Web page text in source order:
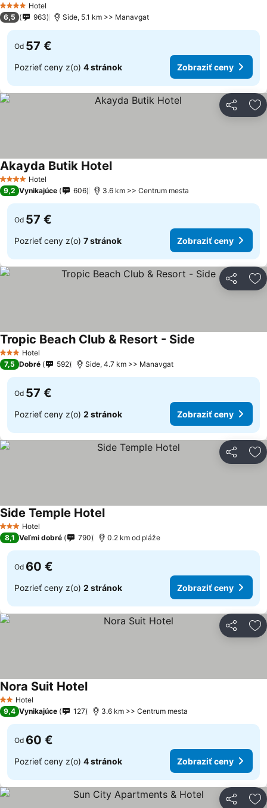
4 Počet hviezdičiek
Hotel
6,5 963 Side, 5.1 km >> Manavgat
Od 57 €
Pozrieť ceny z(o) 4 stránok Zobraziť ceny
Zdieľať
4 Počet hviezdičiek
Hotel
Akayda Butik Hotel
9,2 Vynikajúce 606 3.6 km >> Centrum mesta
Od 57 €
Pozrieť ceny z(o) 7 stránok Zobraziť ceny
Zdieľať
3 Počet hviezdičiek
Hotel
Tropic Beach Club & Resort - Side
7,5 Dobré 592 Side, 4.7 km >> Manavgat
Od 57 €
Pozrieť ceny z(o) 2 stránok Zobraziť ceny
Zdieľať
3 Počet hviezdičiek
Hotel
Side Temple Hotel
8,1 Veľmi dobré 790 0.2 km od pláže
Od 60 €
Pozrieť ceny z(o) 2 stránok Zobraziť ceny
Zdieľať
2 Počet hviezdičiek
Hotel
Nora Suit Hotel
9,4 Vynikajúce 127 3.6 km >> Centrum mesta
Od 60 €
Pozrieť ceny z(o) 4 stránok Zobraziť ceny
Zdieľať